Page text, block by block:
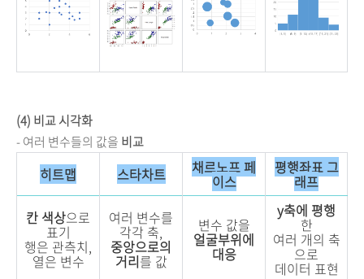
(4) 비교 시각화
- 여러 변수들의 값을 비교
히트맵 스타차트 채르노프 페
이스
평행좌표 그
래프
칸 색상으로
표기
행은 관측치,
열은 변수
여러 변수를
각각 축,
중앙으로의
거리를 값
변수 값을
얼굴부위에
대응
y축에 평행
한
여러 개의 축
으로
데이터 표현